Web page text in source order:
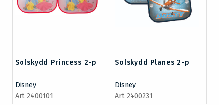
Solskydd Princess 2-p
Disney
Art 2400101
Solskydd Planes 2-p
Disney
Art 2400231